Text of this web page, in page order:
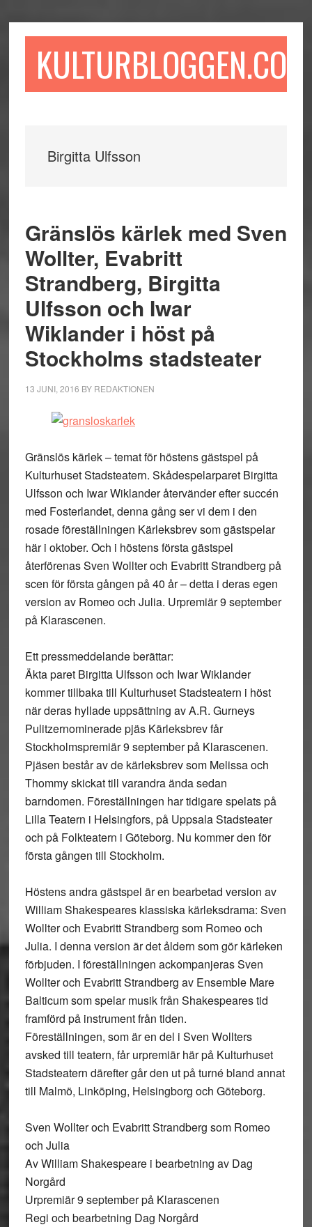
till
till
sidofältet
till
KULTURBLOGGEN.COM
Birgitta Ulfsson
Gränslös kärlek med Sven
Wollter, Evabritt
Strandberg, Birgitta
Ulfsson och Iwar
Wiklander i höst på
Stockholms stadsteater
13 JUNI, 2016 BY REDAKTIONEN
Gränslös kärlek – temat för höstens gästspel på
Kulturhuset Stadsteatern. Skådespelarparet Birgitta
Ulfsson och Iwar Wiklander återvänder efter succén
med Fosterlandet, denna gång ser vi dem i den
rosade föreställningen Kärleksbrev som gästspelar
här i oktober. Och i höstens första gästspel
återförenas Sven Wollter och Evabritt Strandberg på
scen för första gången på 40 år – detta i deras egen
version av Romeo och Julia. Urpremiär 9 september
på Klarascenen.
Ett pressmeddelande berättar:
Äkta paret Birgitta Ulfsson och Iwar Wiklander
kommer tillbaka till Kulturhuset Stadsteatern i höst
när deras hyllade uppsättning av A.R. Gurneys
Pulitzernominerade pjäs Kärleksbrev får
Stockholmspremiär 9 september på Klarascenen.
Pjäsen består av de kärleksbrev som Melissa och
Thommy skickat till varandra ända sedan
barndomen. Föreställningen har tidigare spelats på
Lilla Teatern i Helsingfors, på Uppsala Stadsteater
och på Folkteatern i Göteborg. Nu kommer den för
första gången till Stockholm.
Höstens andra gästspel är en bearbetad version av
William Shakespeares klassiska kärleksdrama: Sven
Wollter och Evabritt Strandberg som Romeo och
Julia. I denna version är det åldern som gör kärleken
förbjuden. I föreställningen ackompanjeras Sven
Wollter och Evabritt Strandberg av Ensemble Mare
Balticum som spelar musik från Shakespeares tid
framförd på instrument från tiden.
Föreställningen, som är en del i Sven Wollters
avsked till teatern, får urpremiär här på Kulturhuset
Stadsteatern därefter går den ut på turné bland annat
till Malmö, Linköping, Helsingborg och Göteborg.
Sven Wollter och Evabritt Strandberg som Romeo
och Julia
Av William Shakespeare i bearbetning av Dag
Norgård
Urpremiär 9 september på Klarascenen
Regi och bearbetning Dag Norgård